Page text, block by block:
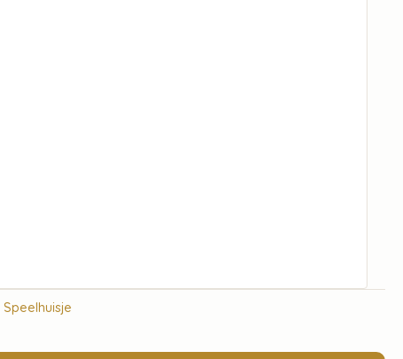
Speelhuisje